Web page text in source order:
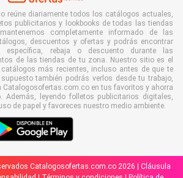
reúne diariamente todos los catálogos actuales,
publicitarios y lookbooks de todas las tiendas
completamente informado de las
descuentos y ofertas y podrás encontrar
específica, rebaja o descuento durante las
de las tiendas de tu zona. Nuestro sitio es el
más recientes, incluso antes de que te
supuesto también podrás verlos desde tu trabajo,
Catalogosofertas.com.co en tus favoritos y ahorra
Además, leyendo folletos publicitarios digitales,
de papel y favoreces nuestro medio ambiente.
Catalogosofertas.com.co 2026 | Cláusula